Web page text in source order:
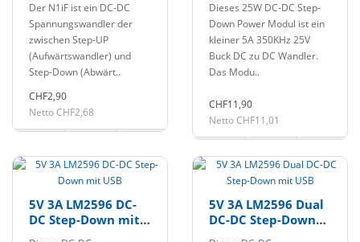
100mA
Der N1iF ist ein DC-DC
Spannungswandler der
zwischen Step-UP
(Aufwärtswandler) und
Step-Down (Abwärt..
CHF2,90
Netto CHF2,68
(Abwärtswandler)
Dieses 25W DC-DC Step-
Down Power Modul ist ein
kleiner 5A 350KHz 25V
Buck DC zu DC Wandler.
Das Modu..
CHF11,90
Netto CHF11,01
5V 3A LM2596 DC-
DC Step-Down mit
5V 3A LM2596 Dual
DC-DC Step-Down